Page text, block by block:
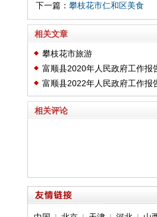
下一篇： 攀枝花市仁和区美食
相关文章
攀枝花市旅游
富顺县2020年人民政府工作报
富顺县2022年人民政府工作报
相关评论